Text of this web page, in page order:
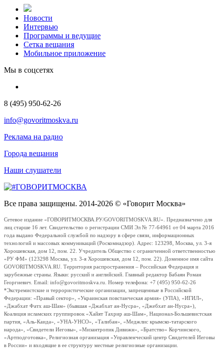
Новости
Интервью
Программы и ведущие
Сетка вещания
Мобильное приложение
Мы в соцсетях
8 (495) 950-62-26
info@govoritmoskva.ru
Реклама на радио
Города вещания
Наши слушатели
Все права защищены. 2014-2026 © «Говорит Москва»
Сетевое издание «ГОВОРИТМОСКВА.РУ/GOVORITMOSKVA.RU». Предназначено для
лиц старше 16 лет. Свидетельство о регистрации СМИ Эл № 77-64961 от 04 марта 2016
года выдано Федеральной службой по надзору в сфере связи, информационных
технологий и массовых коммуникаций (Роскомнадзор). Адрес: 123298, Москва, ул. 3-я
Хорошевская, дом 12, пом. 22. Учредитель Общество с ограниченной ответственностью
«РУ ФМ» (123298 Москва, ул. 3-я Хорошевская, дом 12, пом. 22). Доменное имя сайта
GOVORITMOSKVA.RU. Территория распространения – Российская Федерация и
зарубежные страны. Языки: русский и английский. Главный редактор Бабаян Роман
Георгиевич. Email: info@govoritmoskva.ru. Номер телефона: +7 (495) 950-62-26
*Экстремистские и террористические организации, запрещенные в Российской
Федерации: «Правый сектор», «Украинская повстанческая армия» (УПА), «ИГИЛ»,
«Джабхат Фатх аш-Шам» (бывшая «Джабхат ан-Нусра», «Джебхат ан-Нусра»),
Коалиция исламских группировок «Хайят Тахрир аш-Шам», Национал-Большевистская
партия, «Аль-Каида», «УНА-УНСО», «Талибан», «Меджлис крымско-татарского
народа», «Свидетели Иеговы», «Мизантропик Дивижн», «Братство» Корчинского,
«Артподготовка», Религиозная организация «Управленческий центр Свидетелей Иеговы
в России» и входящие в ее структуру местные религиозные организации.